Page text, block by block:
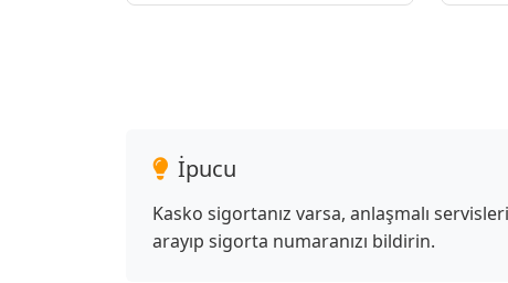
İpucu
Kasko sigortanız varsa, anlaşmalı
arayıp sigorta numaranızı bildirin.